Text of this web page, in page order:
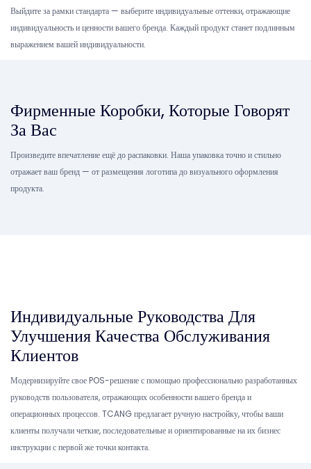
Выйдите за рамки стандарта — выберите индивидуальные оттенки, отражающие
индивидуальность и ценности вашего бренда. Каждый продукт станет подлинным
выражением вашей индивидуальности.
Фирменные Коробки, Которые Говорят
За Вас
Произведите впечатление ещё до распаковки. Наша упаковка точно и стильно
отражает ваш бренд — от размещения логотипа до визуального оформления
продукта.
Индивидуальные Руководства Для
Улучшения Качества Обслуживания
Клиентов
Модернизируйте свое POS-решение с помощью профессионально разработанных
руководств пользователя, отражающих особенности вашего бренда и
операционных процессов. TCANG предлагает ручную настройку, чтобы ваши
клиенты получали четкие, последовательные и ориентированные на их бизнес
инструкции с первой же точки контакта.